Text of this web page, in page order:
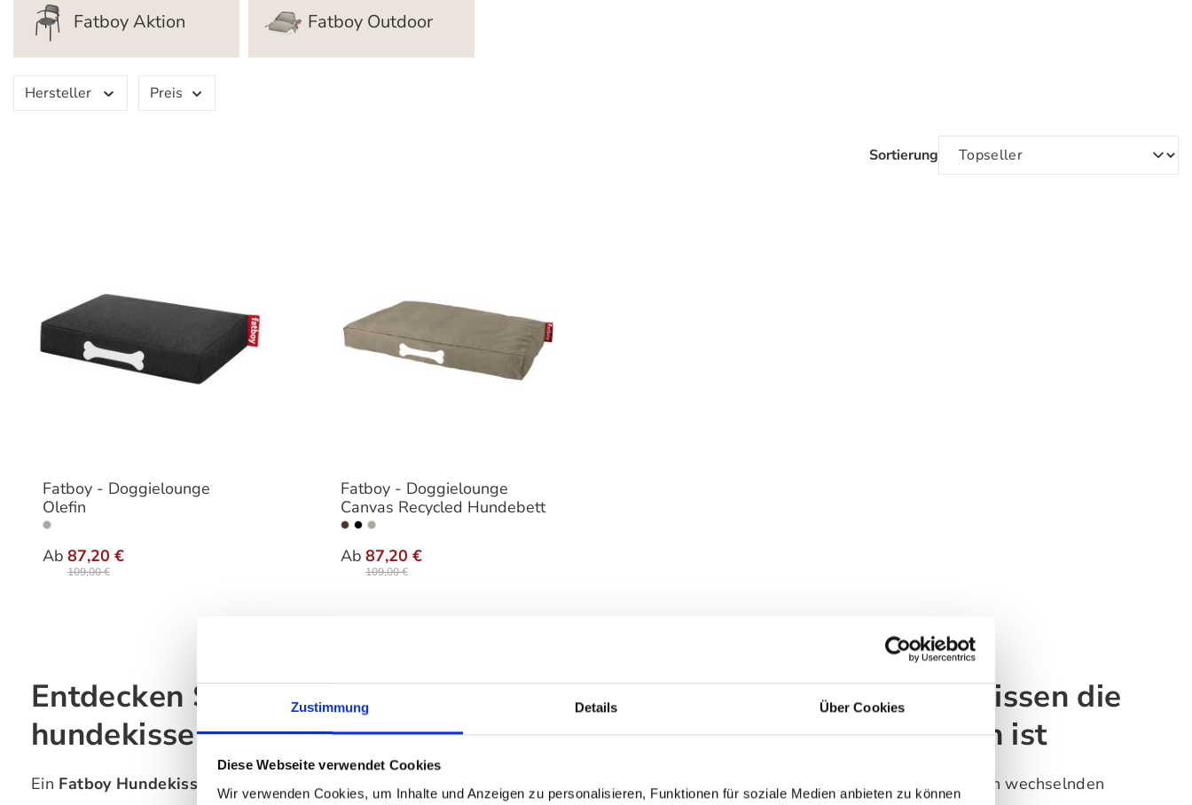
Zustimmung Details Über Cookies
Diese Webseite verwendet Cookies
Wir verwenden Cookies, um Inhalte und Anzeigen zu personalisieren, Funktionen für soziale Medien anbieten zu können
Fatboy Aktion Fatboy Outdoor
Hersteller Preis
Sortierung
Fatboy - Doggielounge
Olefin
Ab 87,20 €
109,00 €
Fatboy - Doggielounge
Canvas Recycled Hundebett
Ab 87,20 €
109,00 €
Entdecken Sie das perfekte Fatboy
hundekissen für stilvolle Hunde.
Ein Fatboy Hundekissen ist mehr als ein Platz zum Hinlegen: Es ist die
Warum ein Fatboy Hundekissen die
bessere Wahl als Körbchen ist
Viele Hunde schlafen gerne seitlich gestreckt oder in wechselnden